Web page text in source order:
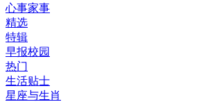
心事家事
精选
特辑
早报校园
热门
生活贴士
星座与生肖